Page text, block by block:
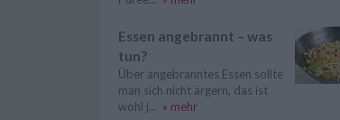
Essen angebrannt – was
tun?
Über angebranntes Essen sollte
man sich nicht ärgern, das ist
wohl j... » mehr